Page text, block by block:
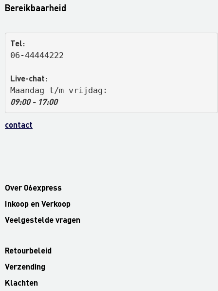
Bereikbaarheid
Tel:
06-44444222
Live-chat:
Maandag t/m vrijdag:
09:00 - 17:00
contact
Over 06express
Inkoop en Verkoop
Veelgestelde vragen
Retourbeleid
Verzending
Klachten